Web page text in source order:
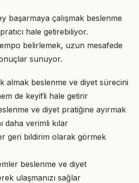
başarmaya çalışmak beslenme
hale getirebiliyor.
belirlemek, uzun mesafede
sunuyor.
almak beslenme ve diyet sürecini
de keyifli hale getirir
ve diyet pratiğine ayırmak
daha verimli kılar
geri bildirim olarak görmek
beslenme ve diyet
ulaşmanızı sağlar